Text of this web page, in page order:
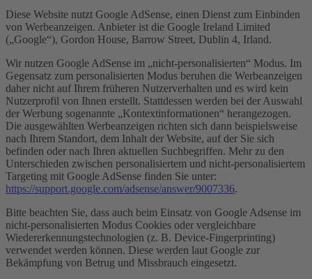
Diese Website nutzt Google AdSense, einen Dienst zum Einbinden
von Werbeanzeigen. Anbieter ist die Google Ireland Limited
(„Google“), Gordon House, Barrow Street, Dublin 4, Irland.
Wir nutzen Google AdSense im „nicht-personalisierten“ Modus. Im
Gegensatz zum personalisierten Modus beruhen die Werbeanzeigen
daher nicht auf Ihrem früheren Nutzerverhalten und es wird kein
Nutzerprofil von Ihnen erstellt. Stattdessen werden bei der Auswahl
der Werbung sogenannte „Kontextinformationen“ herangezogen.
Die ausgewählten Werbeanzeigen richten sich dann beispielsweise
nach Ihrem Standort, dem Inhalt der Website, auf der Sie sich
befinden oder nach Ihren aktuellen Suchbegriffen. Mehr zu den
Unterschieden zwischen personalisiertem und nicht-personalisiertem
Targeting mit Google AdSense finden Sie unter:
https://support.google.com/adsense/answer/9007336.
Bitte beachten Sie, dass auch beim Einsatz von Google Adsense im
nicht-personalisierten Modus Cookies oder vergleichbare
Wiedererkennungstechnologien (z. B. Device-Fingerprinting)
verwendet werden können. Diese werden laut Google zur
Bekämpfung von Betrug und Missbrauch eingesetzt.